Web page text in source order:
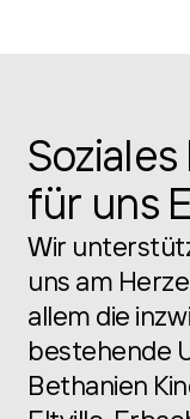
für uns
Wir
uns am
allem die
bestehende
Bethanien